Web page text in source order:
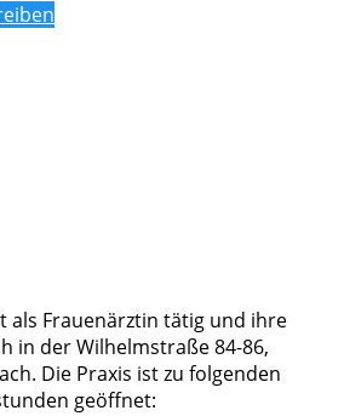
als Frauenärztin tätig und ihre
in der Wilhelmstraße 84-86,
Die Praxis ist zu folgenden
geöffnet: